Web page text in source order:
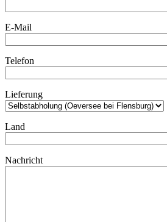
E-Mail
Telefon
Lieferung
Land
Nachricht